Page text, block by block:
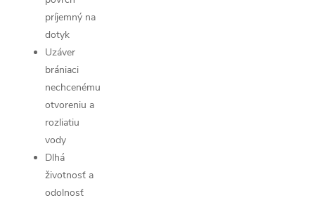
príjemný na
dotyk
Uzáver
brániaci
nechcenému
otvoreniu a
rozliatiu
vody
Dlhá
životnosť a
odolnosť